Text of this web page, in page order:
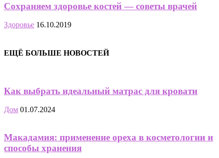
Сохраняем здоровье костей — советы врачей
Здоровье 16.10.2019
ЕЩЁ БОЛЬШЕ НОВОСТЕЙ
Как выбрать идеальный матрас для кровати
Дом 01.07.2024
Макадамия: применение ореха в косметологии и
способы хранения